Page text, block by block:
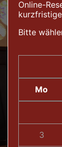
Online-
Bitte
Mo
3